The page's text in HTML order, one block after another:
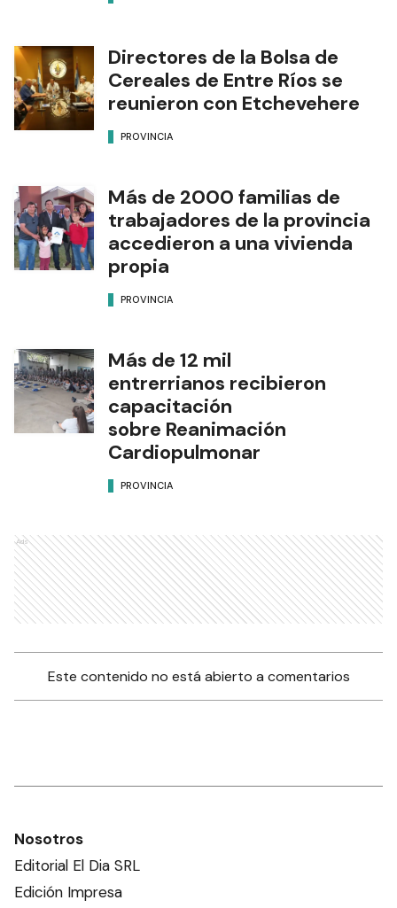
Directores de la Bolsa de
Cereales de Entre Ríos se
reunieron con Etchevehere
PROVINCIA
Más de 2000 familias de
trabajadores de la provincia
accedieron a una vivienda
propia
PROVINCIA
Más de 12 mil
entrerrianos recibieron
capacitación
sobre Reanimación
Cardiopulmonar
PROVINCIA
Ads
Este contenido no está abierto a comentarios
Nosotros
Editorial El Dia SRL
Edición Impresa